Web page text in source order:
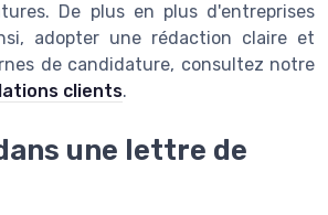
De plus en plus d'entreprises
adopter une rédaction claire et
de candidature, consultez notre
clients.
une lettre de